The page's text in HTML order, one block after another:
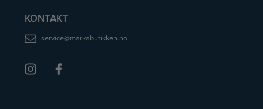
KONTAKT
service@markabutikken.no